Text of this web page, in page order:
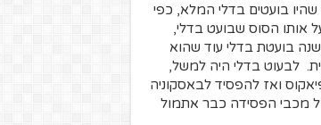
שהיו בועטים בדלי המלא, כפי
אותו הסוס שבועט בדלי,
בועטת בדלי עוד שהוא
לבעוט בדלי היה למשל,
ואז להפסיד לבאסקוניה
10:9. אבל מכבי הפסידה כבר אתמול